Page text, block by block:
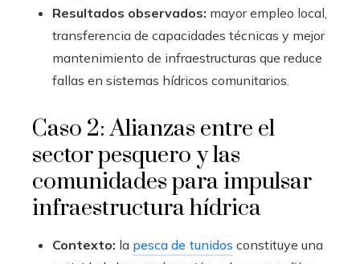
Resultados observados: mayor empleo local,
transferencia de capacidades técnicas y mejor
mantenimiento de infraestructuras que reduce
fallas en sistemas hídricos comunitarios.
Caso 2: Alianzas entre el
sector pesquero y las
comunidades para impulsar
infraestructura hídrica
Contexto: la pesca de tunidos constituye una